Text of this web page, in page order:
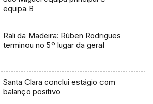
equipa B
Rali da Madeira: Rúben Rodrigues
terminou no 5º lugar da geral
Santa Clara conclui estágio com
balanço positivo